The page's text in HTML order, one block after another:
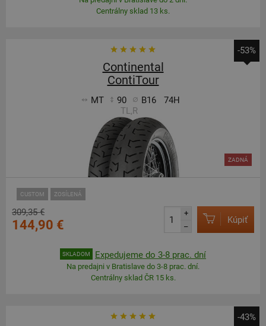
Centrálny sklad 13 ks.
-53%
Continental
ContiTour
MT 90 B16
74H
TL,R
CUSTOM ZOSÍLENÁ
ZADNÁ
309,35 €
144,90 €
+
–
Kúpiť
SKLADOM Expedujeme do 3-8 prac. dní
Na predajni v Bratislave do 3-8 prac. dní.
Centrálny sklad ČR 15 ks.
-43%